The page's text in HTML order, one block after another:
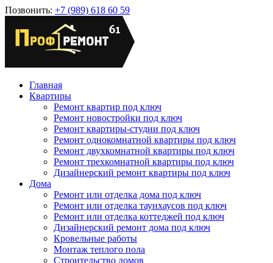
Позвонить: +7 (989) 618 60 59
Главная
Квартиры
Ремонт квартир под ключ
Ремонт новостройки под ключ
Ремонт квартиры-студии под ключ
Ремонт однокомнатной квартиры под ключ
Ремонт двухкомнатной квартиры под ключ
Ремонт трехкомнатной квартиры под ключ
Дизайнерский ремонт квартиры под ключ
Дома
Ремонт или отделка дома под ключ
Ремонт или отделка таунхаусов под ключ
Ремонт или отделка коттеджей под ключ
Дизайнерский ремонт дома под ключ
Кровельные работы
Монтаж теплого пола
Строительство домов